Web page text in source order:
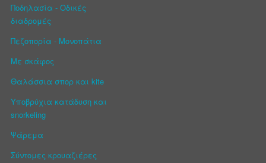
Ποδηλασία - Οδικές
διαδρομές
Πεζοπορία - Μονοπάτια
Με σκάφος
Θαλάσσια σπορ και kite
Υποβρύχια κατάδυση και
snorkeling
Ψάρεμα
Σύντομες κρουαζιέρες